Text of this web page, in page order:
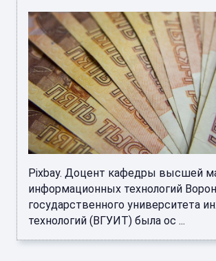
Pixbay. Доцент кафедры высшей
информационных технологий
государственного университета
технологий (ВГУИТ) была ос ...